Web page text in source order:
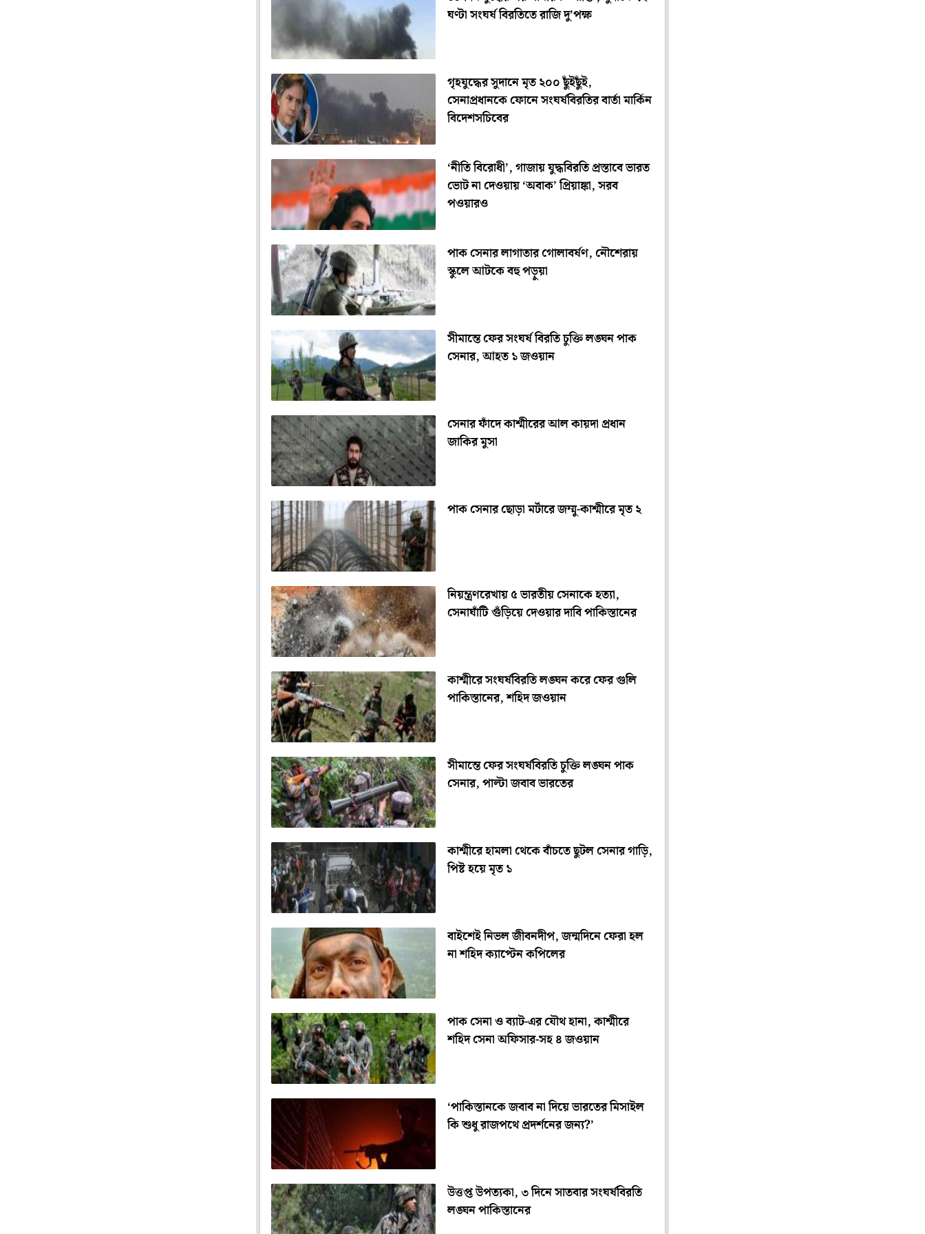
ঘণ্টা সংঘর্ষ বিরতিতে রাজি দু’পক্ষ
গৃহযুদ্ধের সুদানে মৃত ২০০ ছুঁইছুঁই,
সেনাপ্রধানকে ফোনে সংঘর্ষবিরতির বার্তা মার্কিন
বিদেশসচিবের
‘নীতি বিরোধী’, গাজায় যুদ্ধবিরতি প্রস্তাবে ভারত
ভোট না দেওয়ায় ‘অবাক’ প্রিয়াঙ্কা, সরব
পওয়ারও
পাক সেনার লাগাতার গোলাবর্ষণ, নৌশেরায়
স্কুলে আটকে বহু পড়ুয়া
সীমান্তে ফের সংঘর্ষ বিরতি চুক্তি লঙ্ঘন পাক
সেনার, আহত ১ জওয়ান
সেনার ফাঁদে কাশ্মীরের আল কায়দা প্রধান
জাকির মুসা
পাক সেনার ছোড়া মর্টারে জম্মু-কাশ্মীরে মৃত ২
নিয়ন্ত্রণরেখায় ৫ ভারতীয় সেনাকে হত্যা,
সেনাঘাঁটি গুঁড়িয়ে দেওয়ার দাবি পাকিস্তানের
কাশ্মীরে সংঘর্ষবিরতি লঙ্ঘন করে ফের গুলি
পাকিস্তানের, শহিদ জওয়ান
সীমান্তে ফের সংঘর্ষবিরতি চুক্তি লঙ্ঘন পাক
সেনার, পাল্টা জবাব ভারতের
কাশ্মীরে হামলা থেকে বাঁচতে ছুটল সেনার গাড়ি,
পিষ্ট হয়ে মৃত ১
বাইশেই নিভল জীবনদীপ, জন্মদিনে ফেরা হল
না শহিদ ক্যাপ্টেন কপিলের
পাক সেনা ও ব্যাট-এর যৌথ হানা, কাশ্মীরে
শহিদ সেনা অফিসার-সহ ৪ জওয়ান
‘পাকিস্তানকে জবাব না দিয়ে ভারতের মিসাইল
কি শুধু রাজপথে প্রদর্শনের জন্য?’
উত্তপ্ত উপত্যকা, ৩ দিনে সাতবার সংঘর্ষবিরতি
লঙ্ঘন পাকিস্তানের